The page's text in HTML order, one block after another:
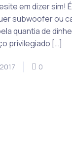
em dizer sim!
subwoofer ou
quantia de
privilegiado […]
0